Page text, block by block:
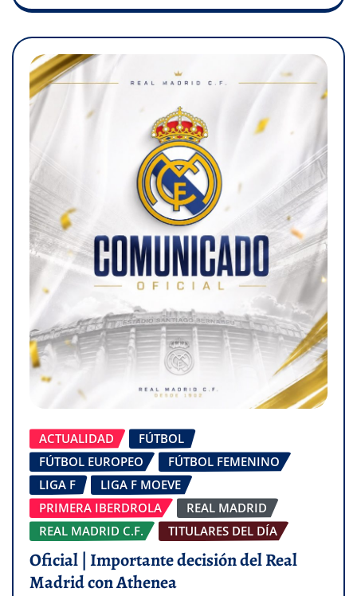
ACTUALIDAD
FÚTBOL
FÚTBOL EUROPEO
FÚTBOL FEMENINO
LIGA F
LIGA F MOEVE
PRIMERA IBERDROLA
REAL MADRID
REAL MADRID C.F.
TITULARES DEL DÍA
Oficial | Importante decisión del Real
Madrid con Athenea